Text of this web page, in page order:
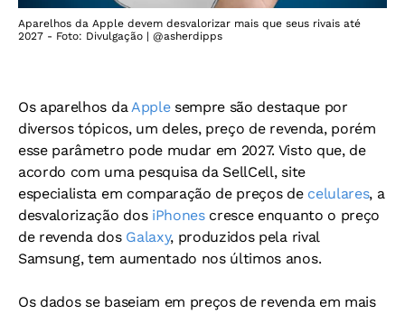
Aparelhos da Apple devem desvalorizar mais que seus rivais até
2027 - Foto: Divulgação | @asherdipps
Os aparelhos daApple sempre são destaque por
diversos tópicos, um deles, preço de revenda, porém
esse parâmetro pode mudar em 2027. Visto que, de
acordo com uma pesquisa da SellCell, site
especialista em comparação de preços de celulares, a
desvalorização dos iPhones cresce enquanto o preço
de revenda dos Galaxy, produzidos pela rival
Samsung, tem aumentado nos últimos anos.
Os dados se baseiam em preços de revenda em mais